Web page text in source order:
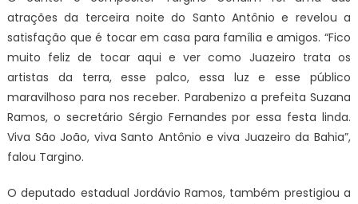
atrações da terceira noite do Santo Antônio e revelou a
satisfação que é tocar em casa para família e amigos. “Fico
muito feliz de tocar aqui e ver como Juazeiro trata os
artistas da terra, esse palco, essa luz e esse público
maravilhoso para nos receber. Parabenizo a prefeita Suzana
Ramos, o secretário Sérgio Fernandes por essa festa linda.
Viva São João, viva Santo Antônio e viva Juazeiro da Bahia”,
falou Targino.
O deputado estadual Jordávio Ramos, também prestigiou a